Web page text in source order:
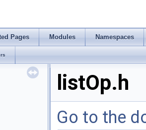
Pages Modules Namespaces
listOp.h
Go to the